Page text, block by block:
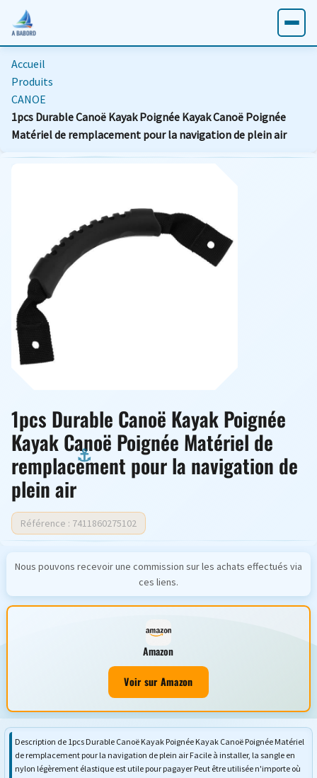
Accueil
Produits
CANOE
1pcs Durable Canoë Kayak Poignée Kayak Canoë Poignée
Matériel de remplacement pour la navigation de plein air
1pcs Durable Canoë Kayak Poignée
Kayak Canoë Poignée Matériel de
remplacement pour la navigation de
plein air
Référence : 7411860275102
Nous pouvons recevoir une commission sur les achats effectués via
ces liens.
Amazon
Voir sur Amazon
Description de 1pcs Durable Canoë Kayak Poignée Kayak Canoë Poignée Matériel
de remplacement pour la navigation de plein air Facile à installer, la sangle en
nylon légèrement élastique est utile pour pagayer Peut être utilisée n'importe où